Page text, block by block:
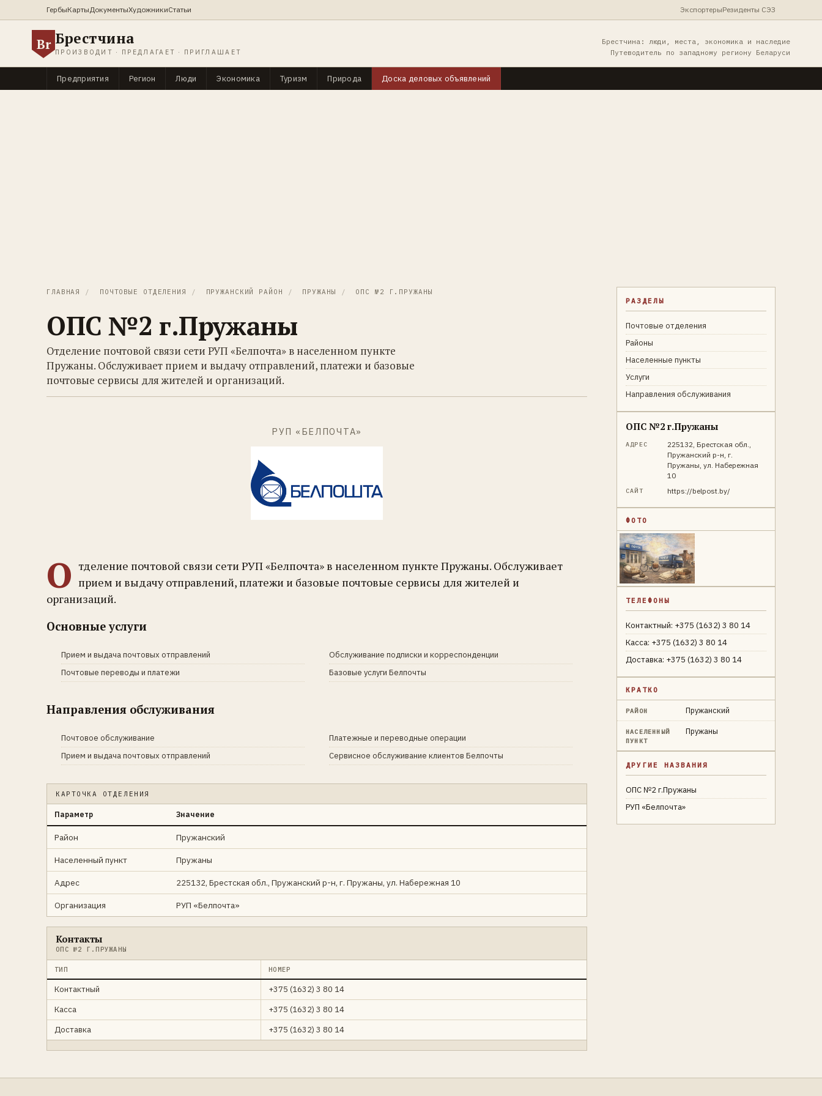
ГербыКартыДокументыХудожникиСтатьи ЭкспортерыРезиденты СЭЗ
Br Брестчина
ПРОИЗВОДИТ · ПРЕДЛАГАЕТ · ПРИГЛАШАЕТ
Брестчина: люди, места, экономика и наследие
Путеводитель по западному региону Беларуси
Предприятия Регион Люди Экономика Туризм Природа Доска деловых объявлений
ГЛАВНАЯ / ПОЧТОВЫЕ ОТДЕЛЕНИЯ / ПРУЖАНСКИЙ РАЙОН / ПРУЖАНЫ / ОПС №2 Г.ПРУЖАНЫ
ОПС №2 г.Пружаны
Отделение почтовой связи сети РУП «Белпочта» в населенном пункте
Пружаны. Обслуживает прием и выдачу отправлений, платежи и базовые
почтовые сервисы для жителей и организаций.
РУП «БЕЛПОЧТА»
О тделение почтовой связи сети РУП «Белпочта» в населенном пункте Пружаны. Обслуживает
прием и выдачу отправлений, платежи и базовые почтовые сервисы для жителей и
организаций.
Основные услуги
Прием и выдача почтовых отправлений
Почтовые переводы и платежи
Обслуживание подписки и корреспонденции
Базовые услуги Белпочты
Направления обслуживания
Почтовое обслуживание
Прием и выдача почтовых отправлений
Платежные и переводные операции
Сервисное обслуживание клиентов Белпочты
КАРТОЧКА ОТДЕЛЕНИЯ
Параметр Значение
Район Пружанский
Населенный пункт Пружаны
Адрес 225132, Брестская обл., Пружанский р-н, г. Пружаны, ул. Набережная 10
Организация РУП «Белпочта»
Контакты
ОПС №2 Г.ПРУЖАНЫ
ТИП НОМЕР
Контактный
+375 (1632) 3 80 14
Касса
+375 (1632) 3 80 14
Доставка
+375 (1632) 3 80 14
РАЗДЕЛЫ
Почтовые отделения
Районы
Населенные пункты
Услуги
Направления обслуживания
ОПС №2 г.Пружаны
АДРЕС
225132, Брестская обл.,
Пружанский р-н, г.
Пружаны, ул. Набережная
10
САЙТ https://belpost.by/
ФОТО
ТЕЛЕФОНЫ
Контактный: +375 (1632) 3 80 14
Касса: +375 (1632) 3 80 14
Доставка: +375 (1632) 3 80 14
КРАТКО
РАЙОН Пружанский
НАСЕЛЕННЫЙ
ПУНКТ
Пружаны
ДРУГИЕ НАЗВАНИЯ
ОПС №2 г.Пружаны
РУП «Белпочта»